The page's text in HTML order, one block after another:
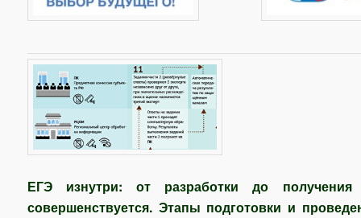
ЕГЭ изнутри: от разработки до получения
совершенствуется. Этапы подготовки и